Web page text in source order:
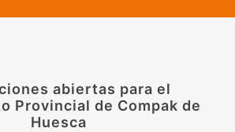
abiertas para el
Provincial de Compak de
Huesca